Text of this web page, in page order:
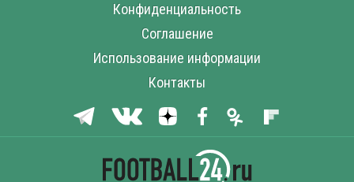
Конфиденциальность
Соглашение
Использование информации
Контакты